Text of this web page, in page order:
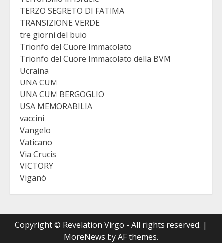
TERZO SEGRETO DI FATIMA
TRANSIZIONE VERDE
tre giorni del buio
Trionfo del Cuore Immacolato
Trionfo del Cuore Immacolato della BVM
Ucraina
UNA CUM
UNA CUM BERGOGLIO
USA MEMORABILIA
vaccini
Vangelo
Vaticano
Via Crucis
VICTORY
Viganò
Copyright © Revelation Virgo - All rights reserved. |
MoreNews by AF themes.